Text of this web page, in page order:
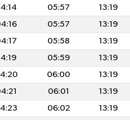
05:57 13:19
05:57 13:19
05:58 13:19
05:59 13:19
06:00 13:19
06:01 13:19
06:02 13:19